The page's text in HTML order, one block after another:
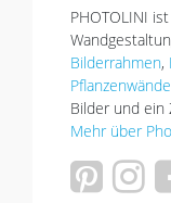
PHOTOLINI
Bilderrahmen,
Pflanzenwände
Bilder und ein
Mehr über